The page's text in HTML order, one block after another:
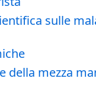
sulle
della mezza